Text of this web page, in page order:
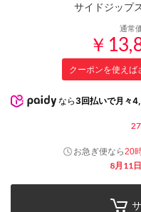
サイドジップ
通常
￥
クーポンを使えば
なら 3回払いで月々
お急ぎ便なら20
8月11